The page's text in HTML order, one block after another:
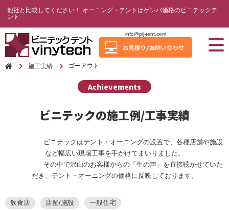
他社と比較してください！ オーニング・テントはゲンバ価格のビニテックテ
ント
info@pij-tent.com
施工実績 ゴーアウト
Achievements
ビニテックの施工例/工事実績
ビニテックはテント・オーニングの設置で、各種店舗や施設
など幅広い現場工事を手がけてまいりました。
その中で沢山のお客様からの「生の声」を直接聴かせていた
だき、テント・オーニングの価格に反映しております。
飲食店 店舗/施設 一般住宅